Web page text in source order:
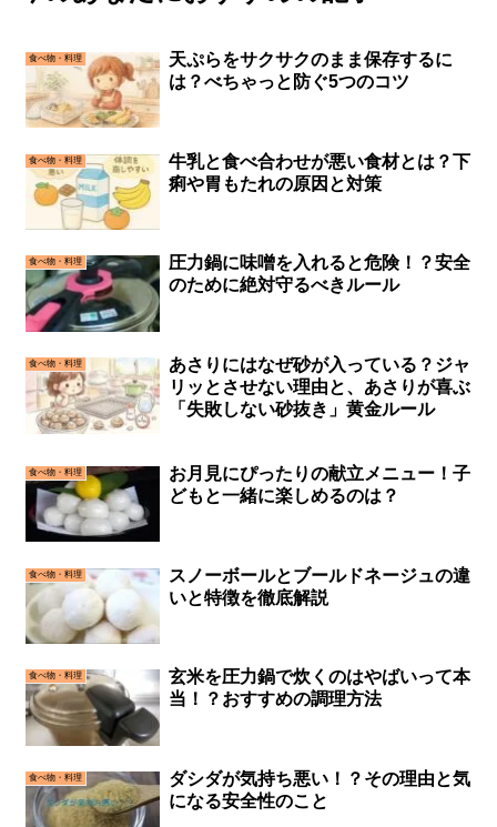
食べ物・料理
天ぷらをサクサクのまま保存するに
は？べちゃっと防ぐ5つのコツ
食べ物・料理
牛乳と食べ合わせが悪い食材とは？下
痢や胃もたれの原因と対策
食べ物・料理
圧力鍋に味噌を入れると危険！？安全
のために絶対守るべきルール
食べ物・料理
あさりにはなぜ砂が入っている？ジャ
リッとさせない理由と、あさりが喜ぶ
「失敗しない砂抜き」黄金ルール
食べ物・料理
お月見にぴったりの献立メニュー！子
どもと一緒に楽しめるのは？
食べ物・料理
スノーボールとブールドネージュの違
いと特徴を徹底解説
食べ物・料理
玄米を圧力鍋で炊くのはやばいって本
当！？おすすめの調理方法
食べ物・料理
ダシダが気持ち悪い！？その理由と気
になる安全性のこと